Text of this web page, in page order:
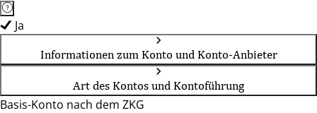
Ja
Informationen zum Konto und Konto-Anbieter
Art des Kontos und Kontoführung
Basis-Konto nach dem ZKG